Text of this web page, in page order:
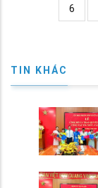
Page
6
TIN KHÁC